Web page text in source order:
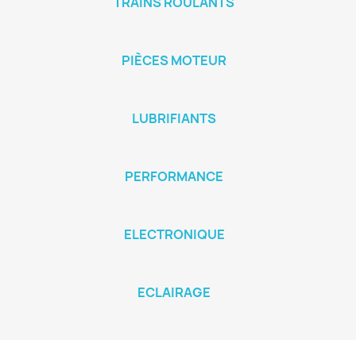
PIÈCES MOTEUR
LUBRIFIANTS
PERFORMANCE
ELECTRONIQUE
ECLAIRAGE